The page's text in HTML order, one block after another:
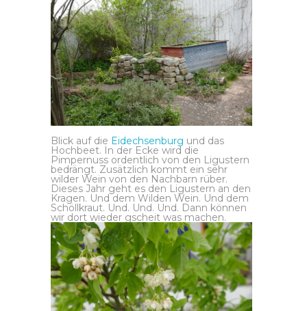
Blick auf die Eidechsenburg und das
Hochbeet. In der Ecke wird die
Pimpernuss ordentlich von den Ligustern
bedrängt. Zusätzlich kommt ein sehr
wilder Wein von den Nachbarn rüber.
Dieses Jahr geht es den Ligustern an den
Kragen. Und dem Wilden Wein. Und dem
Schöllkraut. Und. Und. Und. Dann können
wir dort wieder gscheit was machen.